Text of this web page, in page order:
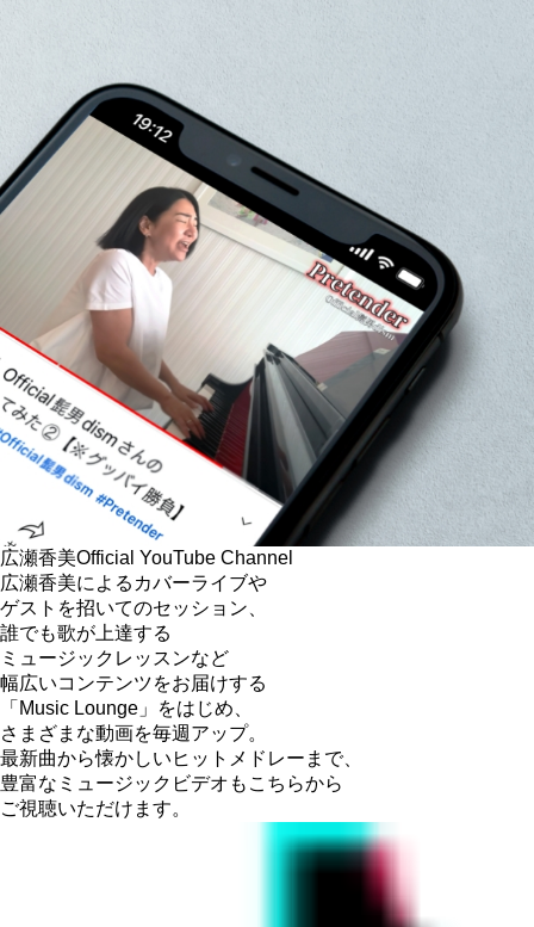
広瀬香美Official YouTube Channel
広瀬香美によるカバーライブや
ゲストを招いてのセッション、
誰でも歌が上達する
ミュージックレッスンなど
幅広いコンテンツをお届けする
「Music Lounge」をはじめ、
さまざまな動画を毎週アップ。
最新曲から懐かしいヒットメドレーまで、
豊富なミュージックビデオもこちらから
ご視聴いただけます。